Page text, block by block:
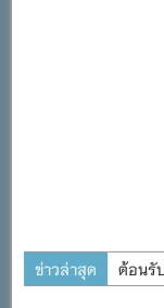
ข่าวล่าสุด
ต้อนรั